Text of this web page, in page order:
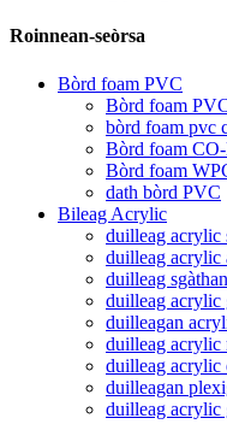
Roinnean-seòrsa
Bòrd foam PVC
Bòrd foam
bòrd foam pvc
Bòrd foam
Bòrd foam
dath bòrd PVC
Bileag Acrylic
duilleag acrylic
duilleag acrylic
duilleag
duilleag acrylic
duilleagan
duilleag acrylic
duilleag acrylic
duilleagan
duilleag acrylic